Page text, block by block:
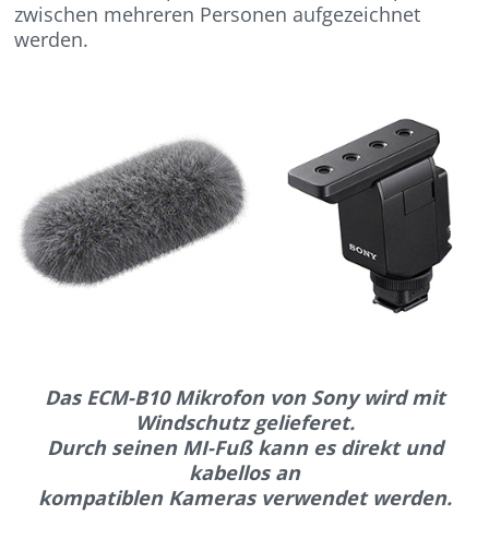
zwischen mehreren Personen aufgezeichnet
werden.
Das ECM-B10 Mikrofon von Sony wird mit
Windschutz gelieferet.
Durch seinen MI-Fuß kann es direkt und
kabellos an
kompatiblen Kameras verwendet werden.